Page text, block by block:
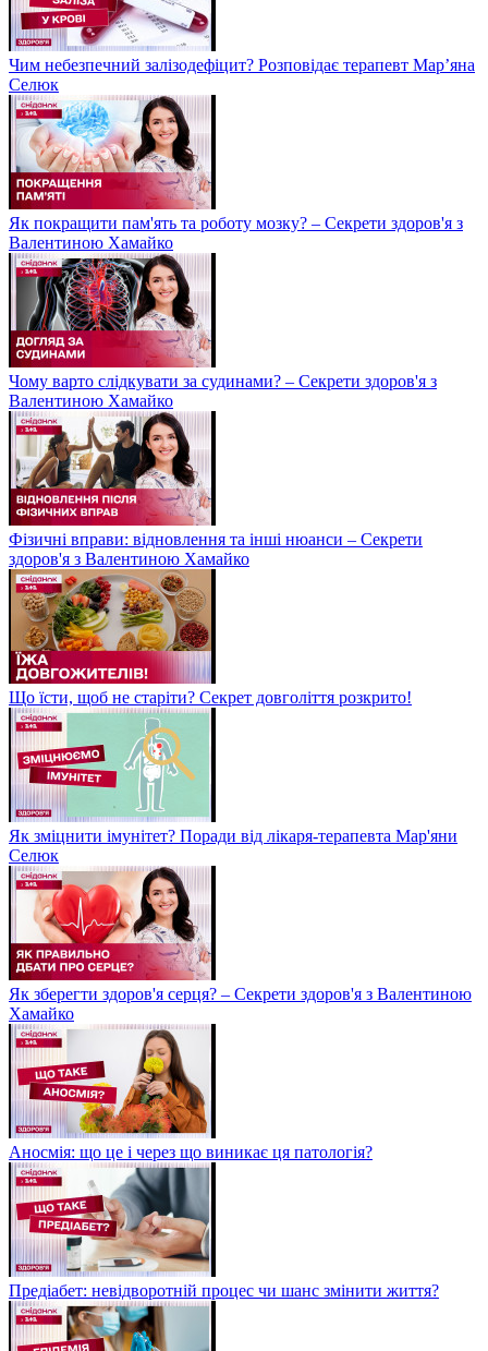
Чим небезпечний залізодефіцит? Розповідає терапевт Мар’яна
Селюк
Як покращити пам'ять та роботу мозку? – Секрети здоров'я з
Валентиною Хамайко
Чому варто слідкувати за судинами? – Секрети здоров'я з
Валентиною Хамайко
Фізичні вправи: відновлення та інші нюанси – Секрети
здоров'я з Валентиною Хамайко
Що їсти, щоб не старіти? Секрет довголіття розкрито!
Як зміцнити імунітет? Поради від лікаря-терапевта Мар'яни
Селюк
Як зберегти здоров'я серця? – Секрети здоров'я з Валентиною
Хамайко
Аносмія: що це і через що виникає ця патологія?
Предіабет: невідворотній процес чи шанс змінити життя?